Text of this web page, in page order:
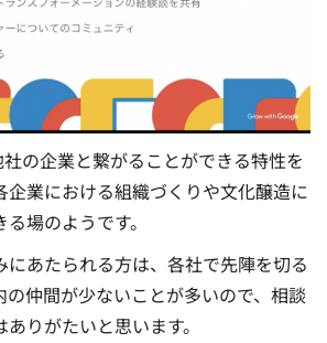
社の企業と繋がることができる特性を
企業における組織づくりや文化醸造に
場のようです。
にあたられる方は、各社で先陣を切る
の仲間が少ないことが多いので、相談
りがたいと思います。